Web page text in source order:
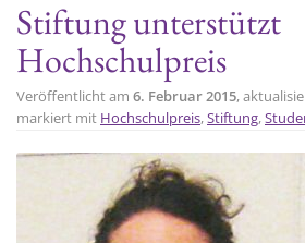
Stiftung unterstützt
Hochschulpreis
Veröffentlicht am 6. Februar 2015,
markiert mit Hochschulpreis,Stiftung,